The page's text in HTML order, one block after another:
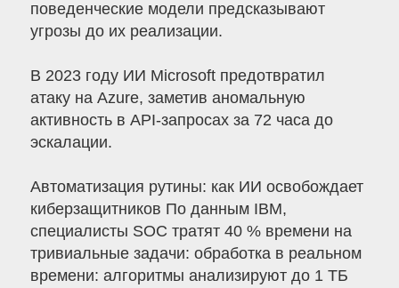
поведенческие модели предсказывают
угрозы до их реализации.
В 2023 году ИИ Microsoft предотвратил
атаку на Azure, заметив аномальную
активность в API-запросах за 72 часа до
эскалации.
Автоматизация рутины: как ИИ освобождает
киберзащитников По данным IBM,
специалисты SOC тратят 40 % времени на
тривиальные задачи: обработка в реальном
времени: алгоритмы анализируют до 1 ТБ